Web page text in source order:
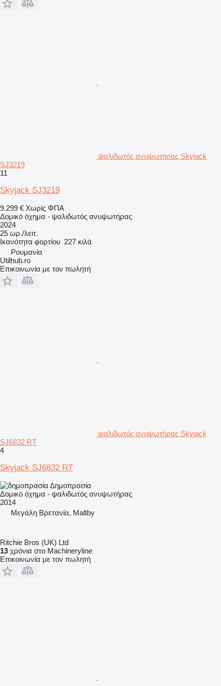
ψαλιδωτός ανυψωτήρας Skyjack
SJ3219
11
Skyjack SJ3219
9.299 € Χωρίς ΦΠΑ
Δομικό όχημα - ψαλιδωτός ανυψωτήρας
2024
25 ωρ./λειτ.
Ικανότητα φορτίου 227 κιλά
Ρουμανία
Utilhub.ro
Επικοινωνία με τον πωλητή
ψαλιδωτός ανυψωτήρας Skyjack
SJ6832 RT
4
Skyjack SJ6832 RT
Δημοπρασία
Δομικό όχημα - ψαλιδωτός ανυψωτήρας
2014
Μεγάλη Βρετανία, Maltby
Ritchie Bros (UK) Ltd
13 χρόνια στο Machineryline
Επικοινωνία με τον πωλητή